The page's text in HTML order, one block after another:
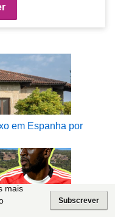
mais
Subscrever
em Espanha por